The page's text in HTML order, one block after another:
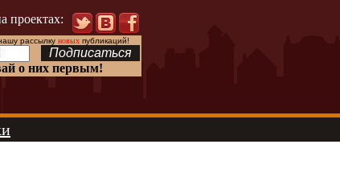
проектах:
рассылку новыхпубликаций!
о них первым!